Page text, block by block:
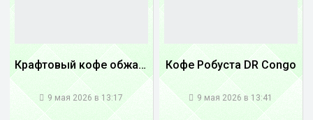
Крафтовый кофе обжареный купаж арабики 3...
9 мая 2026 в 13:17
Кофе Робуста DR Congo
9 мая 2026 в 13:41